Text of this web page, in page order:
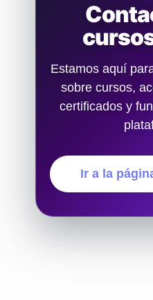
Estamos aquí
sobre cursos,
certificados y
Ir a la